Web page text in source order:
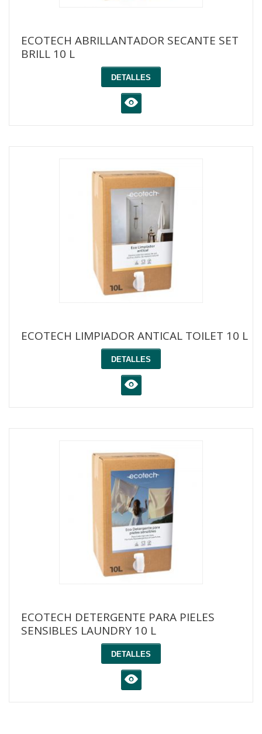
ECOTECH ABRILLANTADOR SECANTE SET
BRILL 10 L
DETALLES
K
ECOTECH LIMPIADOR ANTICAL TOILET 10 L
DETALLES
K
ECOTECH DETERGENTE PARA PIELES
SENSIBLES LAUNDRY 10 L
DETALLES
K